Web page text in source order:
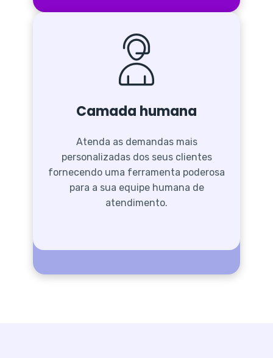
Camada humana
Atenda as demandas mais
personalizadas dos seus clientes
fornecendo uma ferramenta poderosa
para a sua equipe humana de
atendimento.